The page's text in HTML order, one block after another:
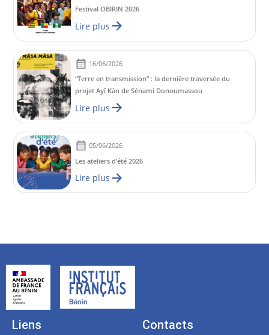
Festival OBIRIN 2026
Lire plus
16/06/2026
“Terre en transmission” : la dernière traversée du
projet Ayĭ Kàn de Sènami Donoumassou
Lire plus
05/06/2026
Les ateliers d’été 2026
Lire plus
Liens Contacts